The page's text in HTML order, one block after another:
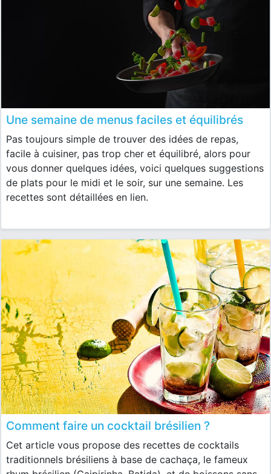
Une semaine de menus faciles et équilibrés
Pas toujours simple de trouver des idées de repas,
facile à cuisiner, pas trop cher et équilibré, alors pour
vous donner quelques idées, voici quelques suggestions
de plats pour le midi et le soir, sur une semaine. Les
recettes sont détaillées en lien.
Comment faire un cocktail brésilien ?
Cet article vous propose des recettes de cocktails
traditionnels brésiliens à base de cachaça, le fameux